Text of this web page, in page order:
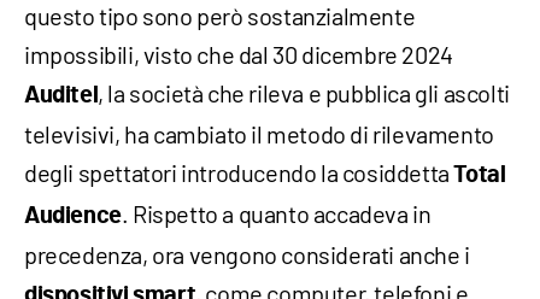
questo tipo sono però sostanzialmente
impossibili, visto che dal 30 dicembre 2024
Auditel , la società che rileva e pubblica gli ascolti
televisivi, ha cambiato il metodo di rilevamento
degli spettatori introducendo la cosiddettaTotal
Audience. Rispetto a quanto accadeva in
precedenza, ora vengono considerati anche i
, come computer, telefoni e